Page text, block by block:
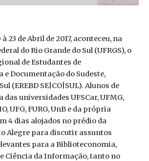
23 de Abril de 2017, aconteceu, na
do Rio Grande do Sul (UFRGS), o
de Estudantes de
Documentação do Sudeste,
(EREBD SE|CO|SUL). Alunos de
universidades UFSCar, UFMG,
UFG, FURG, UnB e da própria
4 dias alojados no prédio da
Alegre para discutir assuntos
para a Biblioteconomia,
Ciência da Informação, tanto no